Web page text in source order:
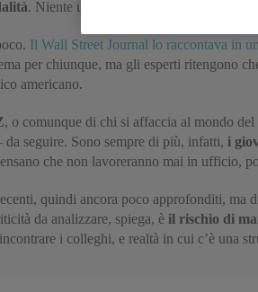
. Niente ufficio, niente scrivania, niente
Il Wall Street Journal lo raccontava in
per chiunque, ma gli esperti ritengono
americano.
, o comunque di chi si affaccia al mondo
da seguire. Sono sempre di più, infatti, i
che non lavoreranno mai in ufficio,
quindi ancora poco approfonditi, ma
da analizzare, spiega, è il rischio di
i colleghi, e realtà in cui c’è una